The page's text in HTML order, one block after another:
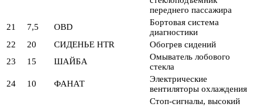
переднего пассажира
21
7,5 OBD
Бортовая система
диагностики
22
20 СИДЕНЬЕ HTR
Обогрев сидений
23
15 ШАЙБА
Омыватель лобового
стекла
24
10 ФАНАТ
Электрические
вентиляторы охлаждения
Стоп-сигналы, высокий